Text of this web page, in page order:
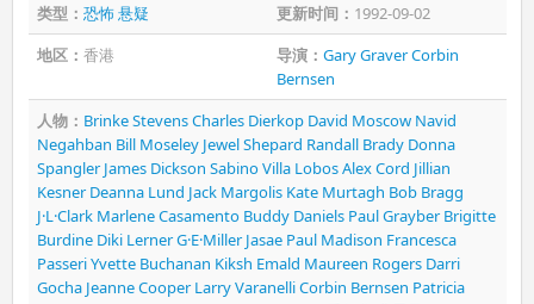
类型： 恐怖悬疑 更新时间： 1992-09-02
地区： 香港 导演： Gary GraverCorbin
Bernsen
人物： Brinke StevensCharles Dierkop David Moscow Navid
Negahban Bill Moseley Jewel Shepard Randall Brady Donna
Spangler James Dickson Sabino Villa LobosAlex Cord Jillian
Kesner Deanna Lund Jack Margolis Kate Murtagh Bob Bragg
J·L·Clark Marlene Casamento Buddy Daniels Paul Grayber Brigitte
Burdine Diki LernerG·E·Miller Jasae Paul Madison Francesca
PasseriYvette Buchanan Kiksh Emald Maureen Rogers Darri
Gocha Jeanne Cooper Larry VaranelliCorbin Bernsen Patricia